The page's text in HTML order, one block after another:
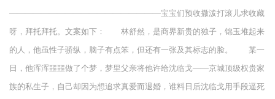
———————————————————宝宝们预收撒泼打滚儿求收藏
呀，拜托拜托。文案如下： 林舒然，是商界新贵的独子，锦玉堆起来
的人，他虽性子骄纵，脑子有点笨，但还有一张及其标志的脸。 某一
日，他浑浑噩噩做了个梦，梦里父亲将他许给沈临戈——京城顶级权贵家
族的私生子，自己却因为想追求真爱而退婚，谁料日后沈临戈用手段逼死